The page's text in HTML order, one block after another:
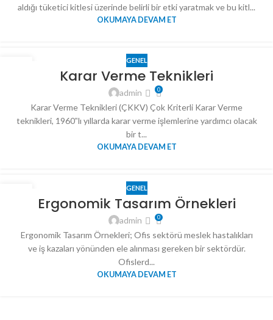
aldığı tüketici kitlesi üzerinde belirli bir etki yaratmak ve bu kitl...
OKUMAYA DEVAM ET
GENEL
Karar Verme Teknikleri
admin 0
Karar Verme Teknikleri (ÇKKV) Çok Kriterli Karar Verme
teknikleri, 1960‟lı yıllarda karar verme işlemlerine yardımcı olacak
bir t...
OKUMAYA DEVAM ET
GENEL
Ergonomik Tasarım Örnekleri
admin 0
Ergonomik Tasarım Örnekleri; Ofis sektörü meslek hastalıkları
ve iş kazaları yönünden ele alınması gereken bir sektördür.
Ofislerd...
OKUMAYA DEVAM ET